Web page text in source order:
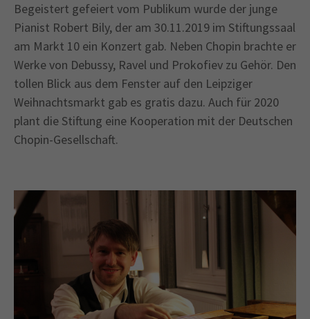
Begeistert gefeiert vom Publikum wurde der junge
Pianist Robert Bily, der am 30.11.2019 im Stiftungssaal
am Markt 10 ein Konzert gab. Neben Chopin brachte er
Werke von Debussy, Ravel und Prokofiev zu Gehör. Den
tollen Blick aus dem Fenster auf den Leipziger
Weihnachtsmarkt gab es gratis dazu. Auch für 2020
plant die Stiftung eine Kooperation mit der Deutschen
Chopin-Gesellschaft.